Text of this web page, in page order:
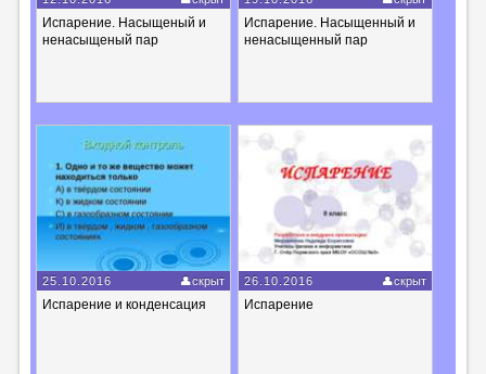
Испарение. Насыщеный и
ненасыщеный пар
Испарение. Насыщенный и
ненасыщенный пар
25.10.2016 скрыт
Испарение и конденсация
26.10.2016 скрыт
Испарение